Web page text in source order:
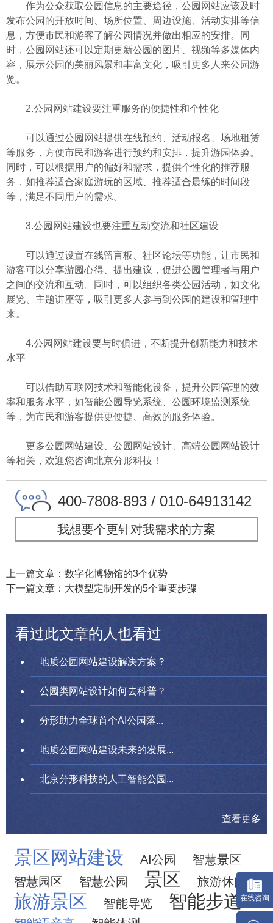
作为公众获取公园信息的主要途径，公园网站应该及时
发布公园的开放时间、场所位置、周边设施、活动安排等信
息，方便市民和游客了解公园情况并做出相应的安排。同
时，公园网站还可以定期更新公园的图片、视频等多媒体内
容，展示公园的美丽风景和丰富文化，吸引更多人来公园游
览。
2.公园网站建设要注重服务的便捷性和个性化
可以通过公园网站提供在线预约、活动报名、场地租赁
等服务，方便市民和游客进行预约和安排，提升游园体验。
同时，可以根据用户的偏好和需求，提供个性化的推荐服
务，如推荐适合家庭游玩的区域、推荐适合晨练的时间段
等，满足不同用户的需求。
3.公园网站建设也要注重互动交流和社区建设
可以通过设置在线留言板、社区论坛等功能，让市民和
游客可以分享游园心得、提出建议，促进公园管理者与用户
之间的交流和互动。同时，可以组织各类公园活动，如文化
展览、主题讲座等，吸引更多人参与到公园的建设和管理中
来。
4.公园网站建设要与时俱进，不断提升创新能力和技术
水平
可以借助互联网技术和智能化设备，提升公园管理的效
率和服务水平，如智能公园导览系统、公园环境监测系统
等，为市民和游客提供更便捷、高效的服务体验。
更多公园网站建设、公园网站设计、高端公园网站设计
等相关，欢迎您咨询北京分形科技！
400-7808-893 / 010-64913142
我想要个更针对我需求的方案
上一篇文章：数字化博物馆的3个优势
下一篇文章：大模型定制开发的5个重要步骤
看过此文章的人也看过
地质公园网站建设解决方案？
公园类网站设计如何去科普？
分形助力全球首个AI公园落...
地质公园网站建设未来的发展...
北京分形科技的人工智能公园...
查看更多
景区网站建设 AI公园
智慧景区
智慧园区
智慧公园 景区 旅游休闲
旅游景区 智能导览 智能步道